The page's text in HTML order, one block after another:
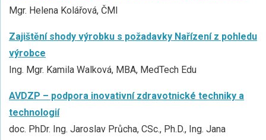
Mgr. Helena Kolářová, ČMI
Zajištění shody výrobku s požadavky Nařízení z pohledu
výrobce
Ing. Mgr. Kamila Walková, MBA, MedTech Edu
AVDZP – podpora inovativní zdravotnické techniky a
technologií
doc. PhDr. Ing. Jaroslav Průcha, CSc., Ph.D., Ing. Jana